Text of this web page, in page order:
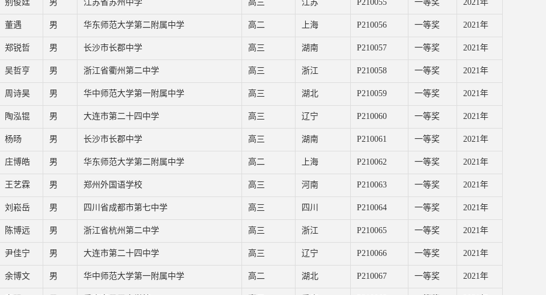
别俊廷 男 江苏省苏州中学 高三 江苏 P210055 一等奖 2021年
董遇 男 华东师范大学第二附属中学 高二 上海 P210056 一等奖 2021年
郑锐哲 男 长沙市长郡中学 高三 湖南 P210057 一等奖 2021年
吴哲亨 男 浙江省衢州第二中学 高三 浙江 P210058 一等奖 2021年
周诗昊 男 华中师范大学第一附属中学 高三 湖北 P210059 一等奖 2021年
陶泓锟 男 大连市第二十四中学 高三 辽宁 P210060 一等奖 2021年
杨旸 男 长沙市长郡中学 高三 湖南 P210061 一等奖 2021年
庄博皓 男 华东师范大学第二附属中学 高二 上海 P210062 一等奖 2021年
王艺霖 男 郑州外国语学校 高三 河南 P210063 一等奖 2021年
刘崧岳 男 四川省成都市第七中学 高三 四川 P210064 一等奖 2021年
陈博远 男 浙江省杭州第二中学 高三 浙江 P210065 一等奖 2021年
尹佳宁 男 大连市第二十四中学 高三 辽宁 P210066 一等奖 2021年
余博文 男 华中师范大学第一附属中学 高二 湖北 P210067 一等奖 2021年